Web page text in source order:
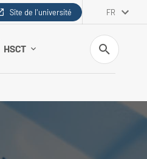
Site de l'université FR
HSCT
Recherche